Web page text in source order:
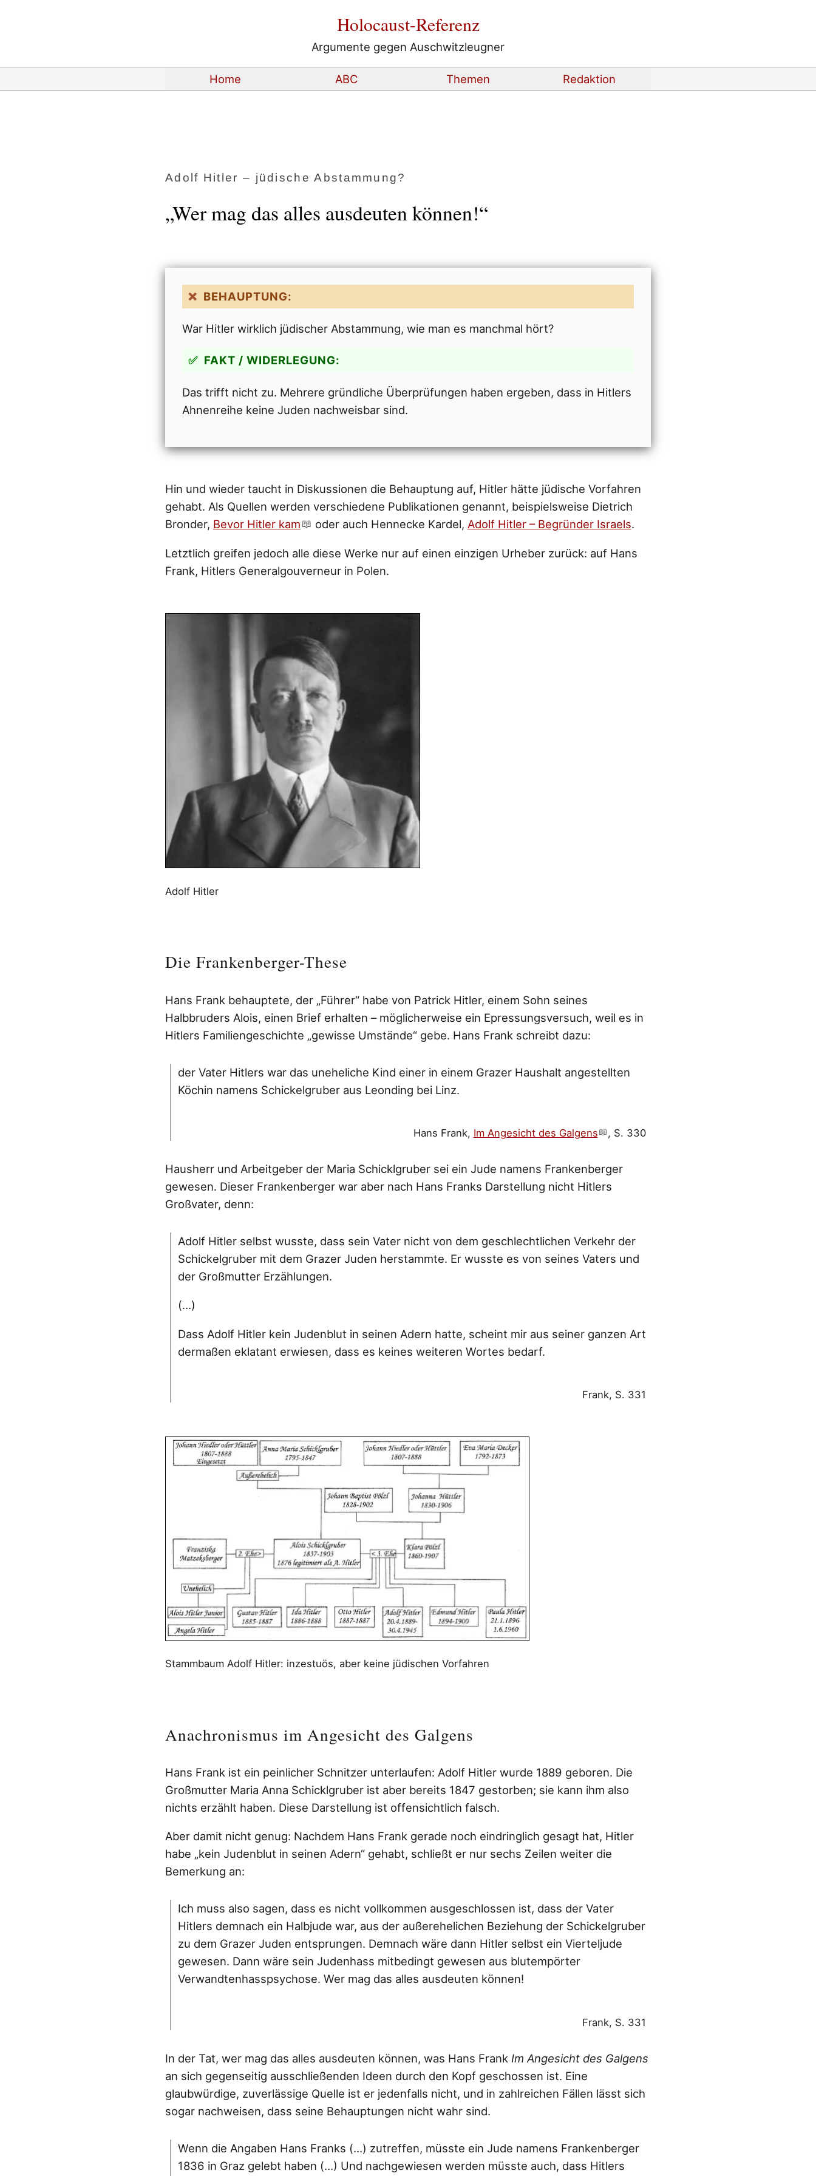
Holocaust-Referenz
Argumente gegen Auschwitzleugner
Home ABC Themen Redaktion
Adolf Hitler – jüdische Abstammung?
„Wer mag das alles ausdeuten können!“
BEHAUPTUNG:
War Hitler wirklich jüdischer Abstammung, wie man es manchmal hört?
FAKT / WIDERLEGUNG:
Das trifft nicht zu. Mehrere gründliche Überprüfungen haben ergeben, dass in Hitlers
Ahnenreihe keine Juden nachweisbar sind.
Hin und wieder taucht in Diskussionen die Behauptung auf, Hitler hätte jüdische Vorfahren
gehabt. Als Quellen werden verschiedene Publikationen genannt, beispielsweise Dietrich
Bronder, Bevor Hitler kam oder auch Hennecke Kardel, Adolf Hitler – Begründer Israels.
Letztlich greifen jedoch alle diese Werke nur auf einen einzigen Urheber zurück: auf Hans
Frank, Hitlers Generalgouverneur in Polen.
Adolf Hitler
Die Frankenberger-These
Hans Frank behauptete, der „Führer“ habe von Patrick Hitler, einem Sohn seines
Halbbruders Alois, einen Brief erhalten – möglicherweise ein Epressungsversuch, weil es in
Hitlers Familiengeschichte „gewisse Umstände“ gebe. Hans Frank schreibt dazu:
der Vater Hitlers war das uneheliche Kind einer in einem Grazer Haushalt angestellten
Köchin namens Schickelgruber aus Leonding bei Linz.
Hans Frank, Im Angesicht des Galgens , S. 330
Hausherr und Arbeitgeber der Maria Schicklgruber sei ein Jude namens Frankenberger
gewesen. Dieser Frankenberger war aber nach Hans Franks Darstellung nicht Hitlers
Großvater, denn:
Adolf Hitler selbst wusste, dass sein Vater nicht von dem geschlechtlichen Verkehr der
Schickelgruber mit dem Grazer Juden herstammte. Er wusste es von seines Vaters und
der Großmutter Erzählungen.
(…)
Dass Adolf Hitler kein Judenblut in seinen Adern hatte, scheint mir aus seiner ganzen Art
dermaßen eklatant erwiesen, dass es keines weiteren Wortes bedarf.
Frank, S. 331
Stammbaum Adolf Hitler: inzestuös, aber keine jüdischen Vorfahren
Anachronismus im Angesicht des Galgens
Hans Frank ist ein peinlicher Schnitzer unterlaufen: Adolf Hitler wurde 1889 geboren. Die
Großmutter Maria Anna Schicklgruber ist aber bereits 1847 gestorben; sie kann ihm also
nichts erzählt haben. Diese Darstellung ist offensichtlich falsch.
Aber damit nicht genug: Nachdem Hans Frank gerade noch eindringlich gesagt hat, Hitler
habe „kein Judenblut in seinen Adern“ gehabt, schließt er nur sechs Zeilen weiter die
Bemerkung an:
Ich muss also sagen, dass es nicht vollkommen ausgeschlossen ist, dass der Vater
Hitlers demnach ein Halbjude war, aus der außerehelichen Beziehung der Schickelgruber
zu dem Grazer Juden entsprungen. Demnach wäre dann Hitler selbst ein Vierteljude
gewesen. Dann wäre sein Judenhass mitbedingt gewesen aus blutempörter
Verwandtenhasspsychose. Wer mag das alles ausdeuten können!
Frank, S. 331
In der Tat, wer mag das alles ausdeuten können, was Hans Frank Im Angesicht des Galgens
an sich gegenseitig ausschließenden Ideen durch den Kopf geschossen ist. Eine
glaubwürdige, zuverlässige Quelle ist er jedenfalls nicht, und in zahlreichen Fällen lässt sich
sogar nachweisen, dass seine Behauptungen nicht wahr sind.
Wenn die Angaben Hans Franks (…) zutreffen, müsste ein Jude namens Frankenberger
1836 in Graz gelebt haben (…) Und nachgewiesen werden müsste auch, dass Hitlers